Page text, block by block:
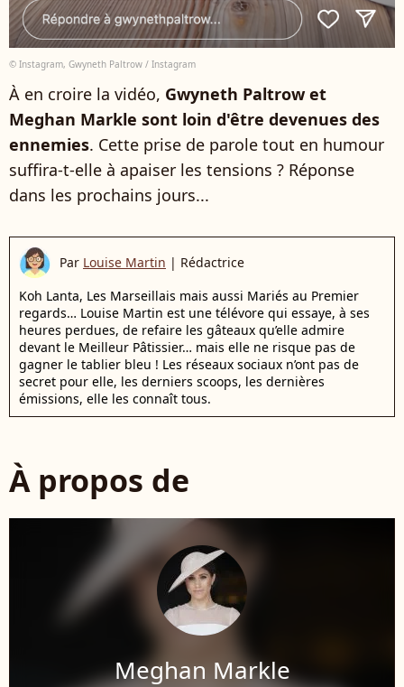
© Instagram, Gwyneth Paltrow / Instagram
À en croire la vidéo, Gwyneth Paltrow et
Meghan Markle sont loin d'être devenues des
ennemies. Cette prise de parole tout en humour
suffira-t-elle à apaiser les tensions ? Réponse
dans les prochains jours...
Par Louise Martin | Rédactrice
Koh Lanta, Les Marseillais mais aussi Mariés au Premier
regards… Louise Martin est une télévore qui essaye, à ses
heures perdues, de refaire les gâteaux qu’elle admire
devant le Meilleur Pâtissier… mais elle ne risque pas de
gagner le tablier bleu ! Les réseaux sociaux n’ont pas de
secret pour elle, les derniers scoops, les dernières
émissions, elle les connaît tous.
À propos de
Meghan Markle